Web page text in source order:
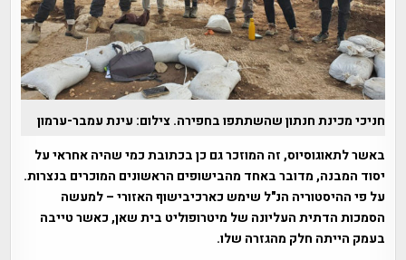
חניכי מכינת חנתון שהשתתפו בחפירה. צילום: עינת עמבר-ערמון
באשר לתאוגוסיוס, זה המוזכר גם כן בכתובת כמי שהיה אחראי על
יסוד המבנה, מדובר באחד מהבישופים הראשונים המוכרים בנצרות.
על פי ההיסטוריה הנ"ל שימש כארכיבישוף האזורי – למעשה
הסמכות הדתית העליונה של מיטרופוליט בית שאן, כאשר טייבה
בעמק הייתה חלק מהגזרה שלו.